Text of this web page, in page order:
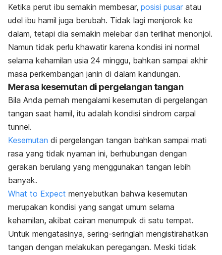
Ketika perut ibu semakin membesar, posisi pusar atau
udel ibu hamil juga berubah. Tidak lagi menjorok ke
dalam, tetapi dia semakin melebar dan terlihat menonjol.
Namun tidak perlu khawatir karena kondisi ini normal
selama kehamilan usia 24 minggu, bahkan sampai akhir
masa perkembangan janin di dalam kandungan.
Merasa kesemutan di pergelangan tangan
Bila Anda pernah mengalami kesemutan di pergelangan
tangan saat hamil, itu adalah kondisi sindrom carpal
tunnel.
Kesemutan di pergelangan tangan bahkan sampai mati
rasa yang tidak nyaman ini, berhubungan dengan
gerakan berulang yang menggunakan tangan lebih
banyak.
What to Expect menyebutkan bahwa kesemutan
merupakan kondisi yang sangat umum selama
kehamilan, akibat cairan menumpuk di satu tempat.
Untuk mengatasinya, sering-seringlah mengistirahatkan
tangan dengan melakukan peregangan. Meski tidak